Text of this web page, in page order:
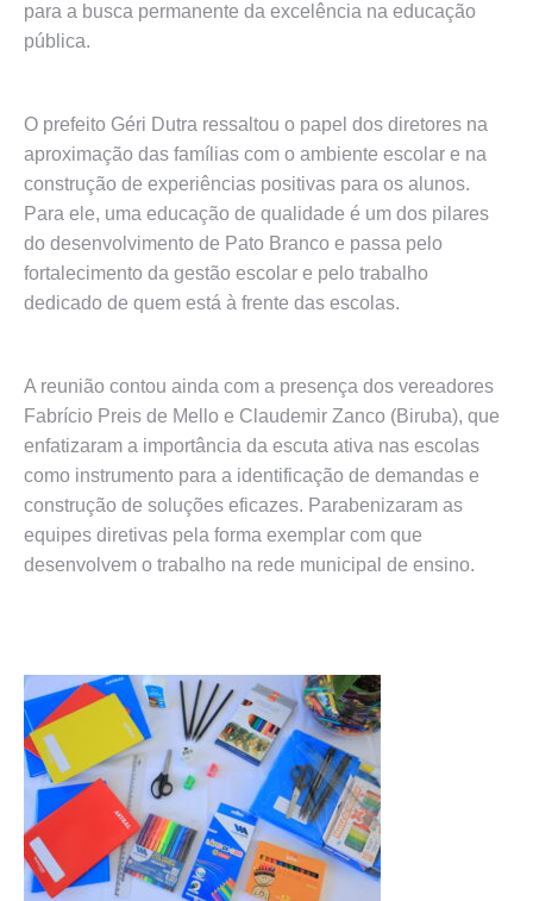
para a busca permanente da excelência na educação
pública.
O prefeito Géri Dutra ressaltou o papel dos diretores na
aproximação das famílias com o ambiente escolar e na
construção de experiências positivas para os alunos.
Para ele, uma educação de qualidade é um dos pilares
do desenvolvimento de Pato Branco e passa pelo
fortalecimento da gestão escolar e pelo trabalho
dedicado de quem está à frente das escolas.
A reunião contou ainda com a presença dos vereadores
Fabrício Preis de Mello e Claudemir Zanco (Biruba), que
enfatizaram a importância da escuta ativa nas escolas
como instrumento para a identificação de demandas e
construção de soluções eficazes. Parabenizaram as
equipes diretivas pela forma exemplar com que
desenvolvem o trabalho na rede municipal de ensino.